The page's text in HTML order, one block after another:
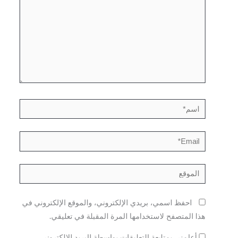
اسم*
Email*
الموقع
احفظ اسمي، بريدي الإلكتروني، والموقع الإلكتروني في
هذا المتصفح لاستخدامها المرة المقبلة في تعليقي.